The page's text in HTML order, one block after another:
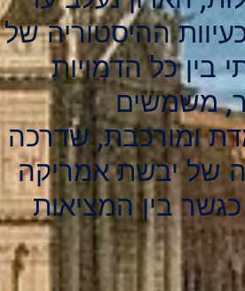
ההיסטוריה של
כל הדמויות
משמשים
ומורכבת, שדרכה
של יבשת אמריקה
בין המציאות